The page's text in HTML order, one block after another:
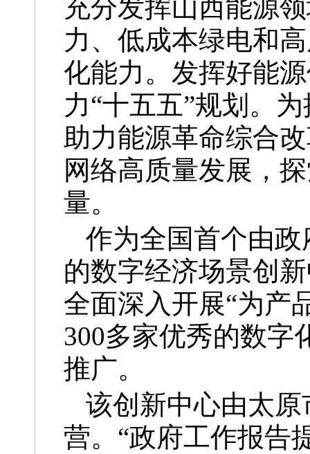
充分发挥山西能源
力、低成本绿电和
化能力。发挥好能
力“十五五”规划。
助力能源革命综合
网络高质量发展，
量。
作为全国首个由
的数字经济场景创
全面深入开展“为产
300多家优秀的数字
推广。
该创新中心由太
营。“政府工作报告